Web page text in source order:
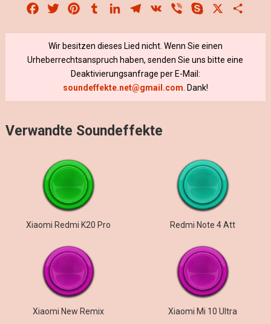
Facebook
Twitter PinterestTumblrLinkedInTelegram
VK Viber Skype
Wir besitzen dieses Lied nicht. Wenn Sie einen
Urheberrechtsanspruch haben, senden Sie uns bitte eine
Deaktivierungsanfrage per E-Mail:
soundeffekte.net@gmail.com . Dank!
Verwandte Soundeffekte
Xiaomi Redmi K20 Pro Redmi Note 4 Att
Xiaomi New Remix Xiaomi Mi 10 Ultra